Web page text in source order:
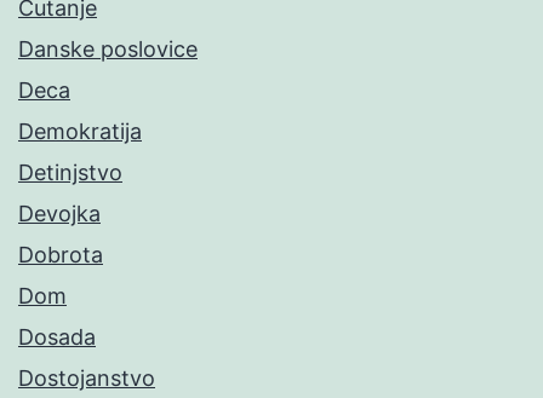
Ćutanje
Danske poslovice
Deca
Demokratija
Detinjstvo
Devojka
Dobrota
Dom
Dosada
Dostojanstvo